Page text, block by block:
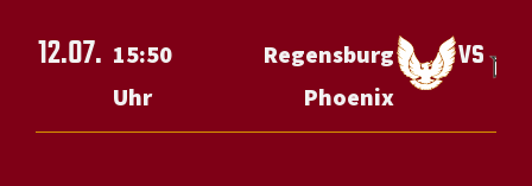
12.07. 15:50
Uhr
Regensburg
Phoenix
vs